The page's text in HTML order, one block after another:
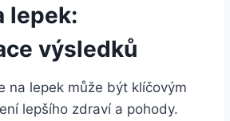
lepek:
výsledků
na lepek‌ může být⁣ klíčovým
lepšího zdraví a pohody.